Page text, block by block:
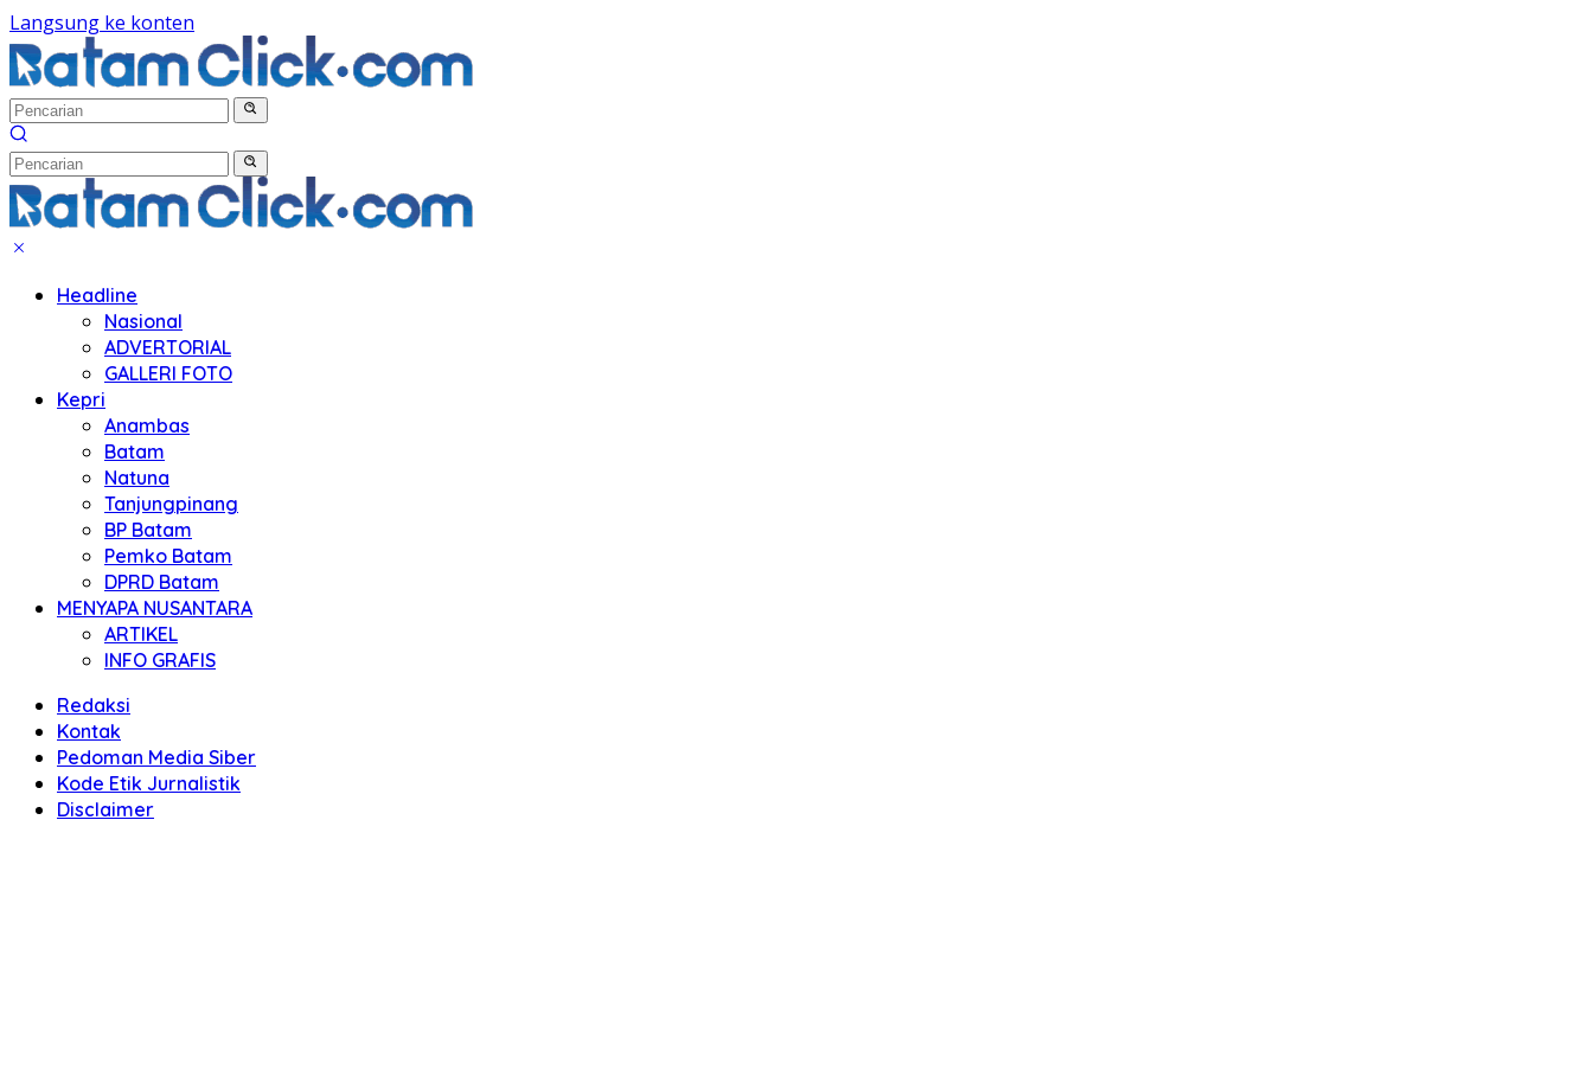
Langsung ke konten
Headline
Nasional
ADVERTORIAL
GALLERI FOTO
Kepri
Anambas
Batam
Natuna
Tanjungpinang
BP Batam
Pemko Batam
DPRD Batam
MENYAPA NUSANTARA
ARTIKEL
INFO GRAFIS
Redaksi
Kontak
Pedoman Media Siber
Kode Etik Jurnalistik
Disclaimer